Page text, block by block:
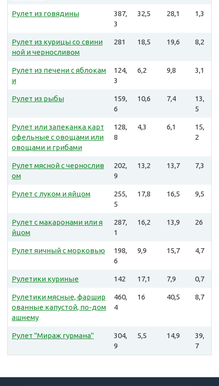
Рулет из говядины
387,
3
32,5 28,1 1,3
Рулет из курицы со свини
ной и черносливом
281 18,5 19,6 8,2
Рулет из печени с яблокам
и
124,
3
6,2 9,8 3,1
Рулет из рыбы
159,
6
10,6 7,4
13,
5
Рулет или запеканка карт
офельные с овощами или
овощами и грибами
128,
8
4,3 6,1
15,
2
Рулет мясной с чернослив
ом
202,
9
13,2 13,7 7,3
Рулет с луком и яйцом
255,
5
17,8 16,5 9,5
Рулет с макаронами или я
йцом
287,
1
16,2 13,9 26
Рулет яичный с морковью
198,
6
9,9 15,7 4,7
Рулетики куриные 142 17,1 7,9 0,7
Рулетики мясные, фаршир
ованные капустой, по-дом
ашнему
460,
4
16 40,5 8,7
Рулет "Мираж гурмана"
304,
9
5,5 14,9
39,
7